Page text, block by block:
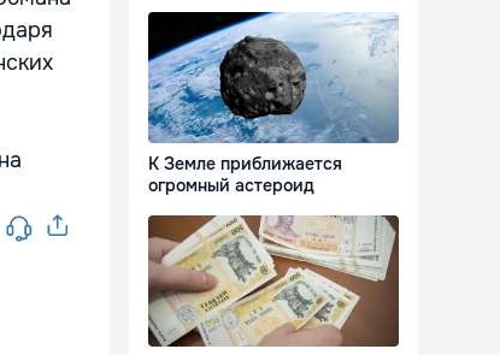
К Земле приближается
огромный астероид